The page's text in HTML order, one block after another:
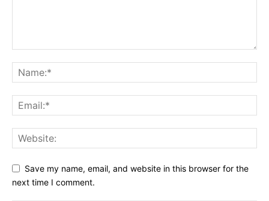
Save my name, email, and website in this browser for the
next time I comment.